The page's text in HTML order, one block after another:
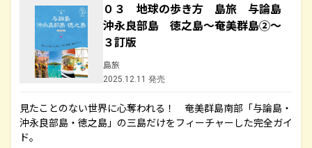
０３ 地球の歩き方 島旅 与論島
沖永良部島 徳之島～奄美群島②～
３訂版
島旅
2025.12.11 発売
見たことのない世界に心奪われる！ 奄美群島南部「与論島・
沖永良部島・徳之島」の三島だけをフィーチャーした完全ガイ
ド。